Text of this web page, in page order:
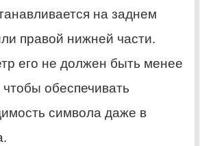
на заднем
правой нижней части.
его не должен быть менее
обеспечивать
символа даже в